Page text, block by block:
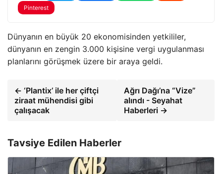
Pinterest
Dünyanın en büyük 20 ekonomisinden yetkililer,
dünyanın en zengin 3.000 kişisine vergi uygulanması
planlarını görüşmek üzere bir araya geldi.
← ‘Plantix’ ile her çiftçi
ziraat mühendisi gibi
çalışacak
Ağrı Dağı’na “Vize”
alındı ​​- Seyahat
Haberleri →
Tavsiye Edilen Haberler